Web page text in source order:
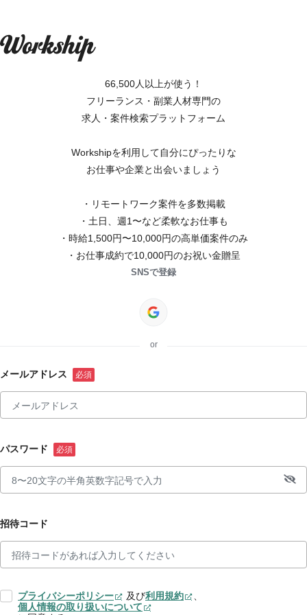
66,500人以上が使う！
フリーランス・副業人材専門の
求人・案件検索プラットフォーム
Workshipを利用して自分にぴったりな
お仕事や企業と出会いましょう
・リモートワーク案件を多数掲載
・土日、週1〜など柔軟なお仕事も
・時給1,500円〜10,000円の高単価案件のみ
・お仕事成約で10,000円のお祝い金贈呈
SNSで登録
or
メールアドレス
パスワード
招待コード
プライバシーポリシー 及び利用規約
、
個人情報の取り扱いについて